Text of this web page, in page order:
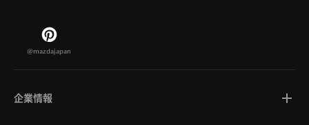
@mazdajapan
企業情報